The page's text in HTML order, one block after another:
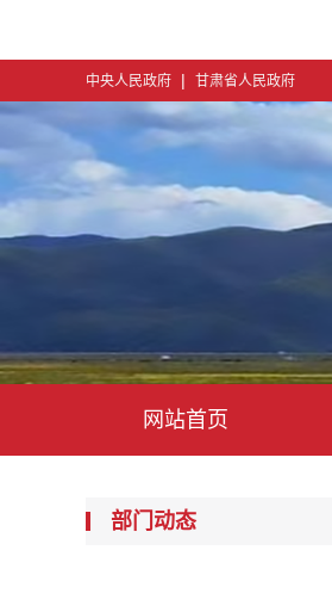
中央人民政府 | 甘肃省人民政府
网站首页
部门动态